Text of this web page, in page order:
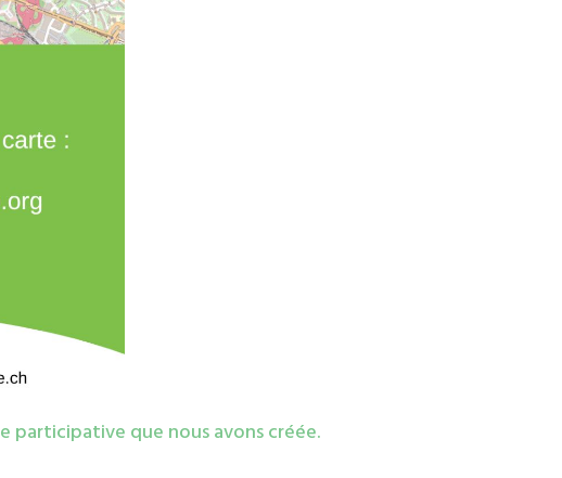
participative que nous avons créée.